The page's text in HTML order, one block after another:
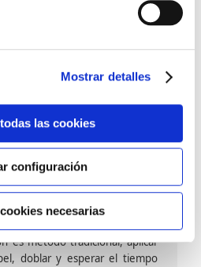
Mostrar detalles
las cookies
configuración
necesarias
en base agua. En zonas de
proteger con placas, silestone,
exceso dañaría el papel. Su
la pared y tira en seco, sin
y sencilla.
papel:
de papel sobre un soporte de
es método tradicional, aplicar
doblar y esperar el tiempo